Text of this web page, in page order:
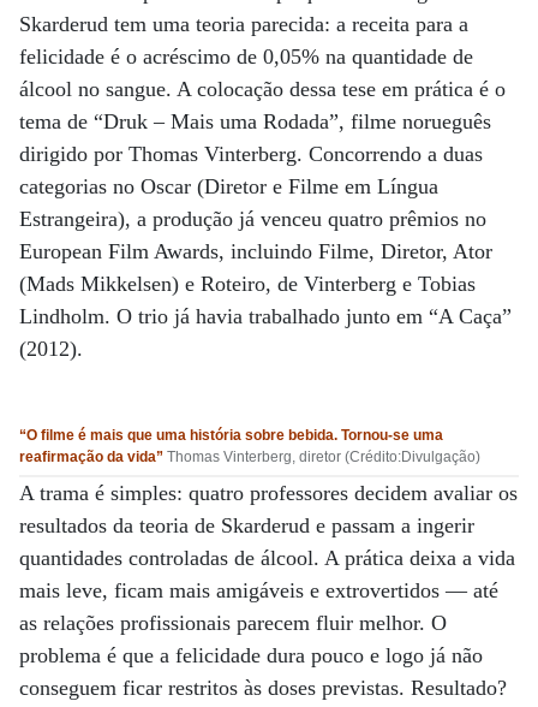
Skarderud tem uma teoria parecida: a receita para a
felicidade é o acréscimo de 0,05% na quantidade de
álcool no sangue. A colocação dessa tese em prática é o
tema de “Druk – Mais uma Rodada”, filme norueguês
dirigido por Thomas Vinterberg. Concorrendo a duas
categorias no Oscar (Diretor e Filme em Língua
Estrangeira), a produção já venceu quatro prêmios no
European Film Awards, incluindo Filme, Diretor, Ator
(Mads Mikkelsen) e Roteiro, de Vinterberg e Tobias
Lindholm. O trio já havia trabalhado junto em “A Caça”
(2012).
“O filme é mais que uma história sobre bebida. Tornou-se uma
reafirmação da vida” Thomas Vinterberg, diretor (Crédito:Divulgação)
A trama é simples: quatro professores decidem avaliar os
resultados da teoria de Skarderud e passam a ingerir
quantidades controladas de álcool. A prática deixa a vida
mais leve, ficam mais amigáveis e extrovertidos — até
as relações profissionais parecem fluir melhor. O
problema é que a felicidade dura pouco e logo já não
conseguem ficar restritos às doses previstas. Resultado?